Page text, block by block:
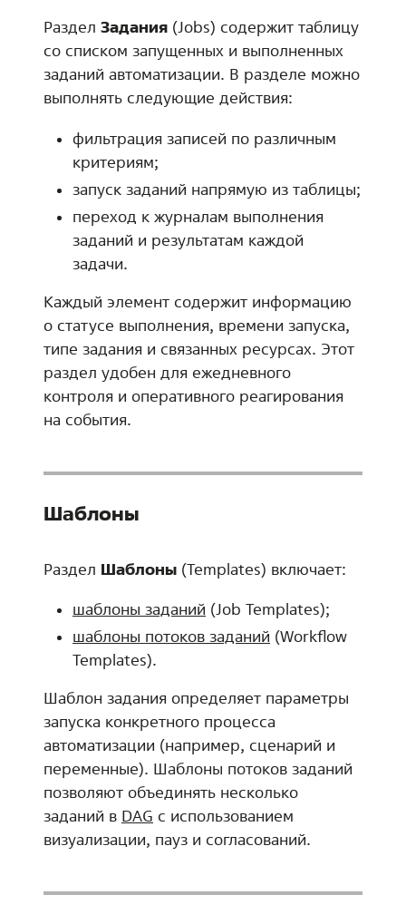
Раздел Задания (Jobs) содержит таблицу
со списком запущенных и выполненных
заданий автоматизации. В разделе можно
выполнять следующие действия:
фильтрация записей по различным
критериям;
запуск заданий напрямую из таблицы;
переход к журналам выполнения
заданий и результатам каждой
задачи.
Каждый элемент содержит информацию
о статусе выполнения, времени запуска,
типе задания и связанных ресурсах. Этот
раздел удобен для ежедневного
контроля и оперативного реагирования
на события.
Шаблоны
Раздел Шаблоны (Templates) включает:
шаблоны заданий (Job Templates);
шаблоны потоков заданий (Workflow
Templates).
Шаблон задания определяет параметры
запуска конкретного процесса
автоматизации (например, сценарий и
переменные). Шаблоны потоков заданий
позволяют объединять несколько
заданий в DAG с использованием
визуализации, пауз и согласований.